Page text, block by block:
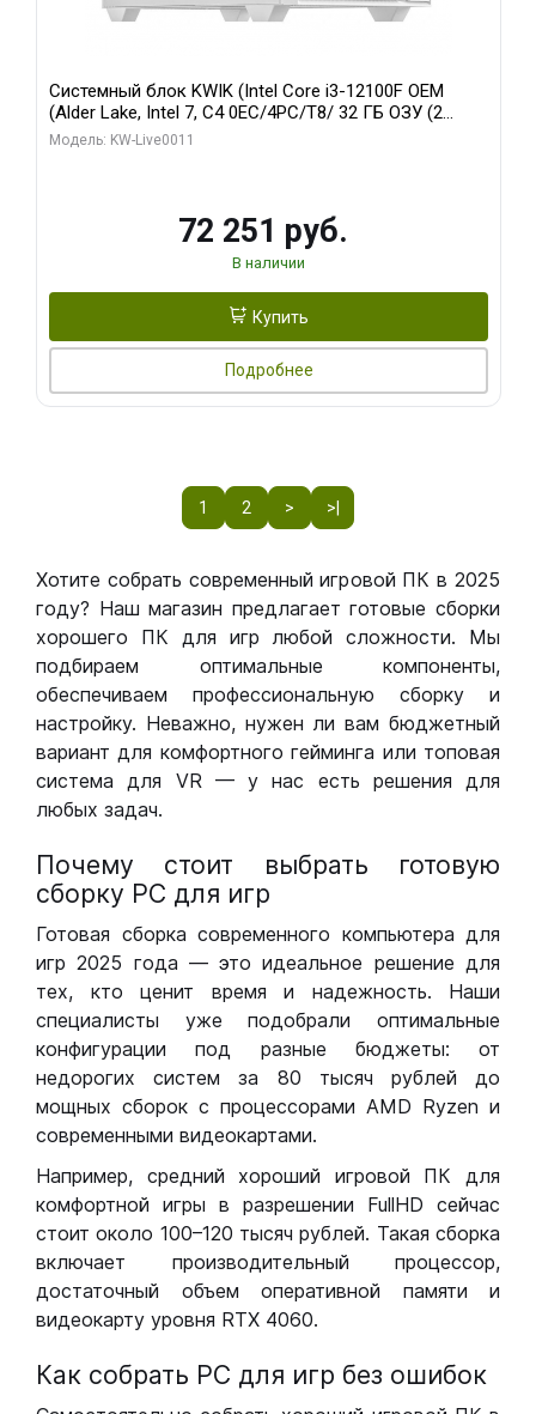
Системный блок KWIK (Intel Core i3-12100F OEM
(Alder Lake, Intel 7, C4 0EC/4PC/T8/ 32 ГБ ОЗУ (2
модуля)/ MSI RTX3050 VENTUS 2X E OC 6GB GDDR6
Модель: KW-Live0011
72 251 руб.
В наличии
Купить
Подробнее
1 2 > >|
Хотите собрать современный игровой ПК в 2025
году? Наш магазин предлагает готовые сборки
хорошего ПК для игр любой сложности. Мы
подбираем оптимальные компоненты,
обеспечиваем профессиональную сборку и
настройку. Неважно, нужен ли вам бюджетный
вариант для комфортного гейминга или топовая
система для VR — у нас есть решения для
любых задач.
Почему стоит выбрать готовую
сборку РС для игр
Готовая сборка современного компьютера для
игр 2025 года — это идеальное решение для
тех, кто ценит время и надежность. Наши
специалисты уже подобрали оптимальные
конфигурации под разные бюджеты: от
недорогих систем за 80 тысяч рублей до
мощных сборок с процессорами AMD Ryzen и
современными видеокартами.
Например, средний хороший игровой ПК для
комфортной игры в разрешении FullHD сейчас
стоит около 100–120 тысяч рублей. Такая сборка
включает производительный процессор,
достаточный объем оперативной памяти и
видеокарту уровня RTX 4060.
Как собрать РС для игр без ошибок